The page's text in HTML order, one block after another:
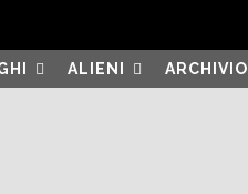
ALIENI ARCHIVIO